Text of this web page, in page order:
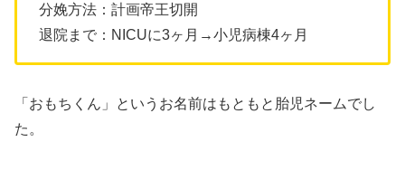
分娩方法：計画帝王切開
退院まで：NICUに3ヶ月→小児病棟4ヶ月
「おもちくん」というお名前はもともと胎児ネームでし
た。